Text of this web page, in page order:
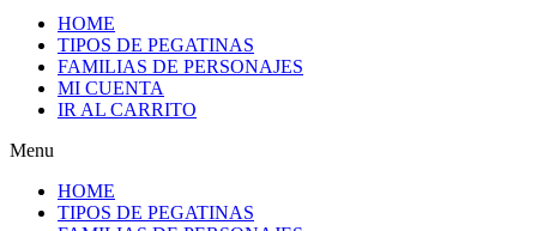
HOME
TIPOS DE PEGATINAS
FAMILIAS DE PERSONAJES
MI CUENTA
IR AL CARRITO
Menu
HOME
TIPOS DE PEGATINAS